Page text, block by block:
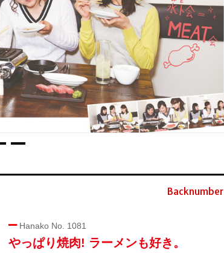
Backnumber
Hanako No. 1081
やっぱり焼肉! ラーメンも好き。